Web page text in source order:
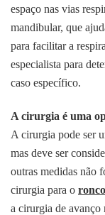
espaço nas vias
mandibular, que
para facilitar a
especialista para
caso específico.
A cirurgia é uma
A cirurgia pode ser
mas deve ser
outras medidas não
cirurgia para o ronco
a cirurgia de